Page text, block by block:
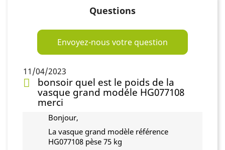
Questions
Envoyez-nous votre question
11/04/2023
bonsoir quel est le poids de la
vasque grand modéle HG077108
merci
Bonjour,
La vasque grand modèle référence
HG077108 pèse 75 kg